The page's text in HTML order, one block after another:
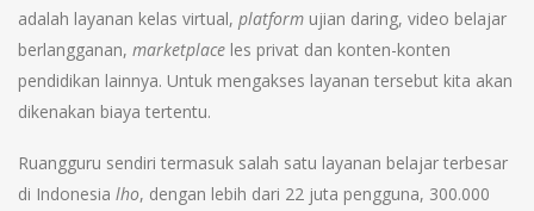
adalah layanan kelas virtual, platform ujian daring, video belajar
berlangganan, marketplace les privat dan konten-konten
pendidikan lainnya. Untuk mengakses layanan tersebut kita akan
dikenakan biaya tertentu.
Ruangguru sendiri termasuk salah satu layanan belajar terbesar
di Indonesia lho, dengan lebih dari 22 juta pengguna, 300.000